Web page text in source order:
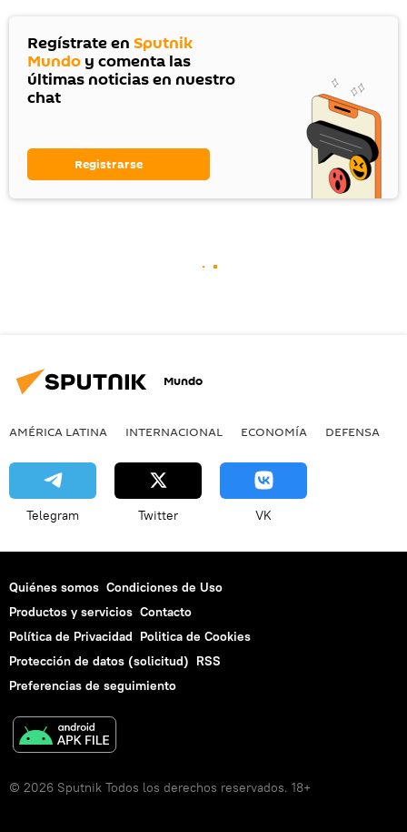
Regístrate en Sputnik
Mundo y comenta las
últimas noticias en nuestro
chat
Registrarse
Mundo
AMÉRICA LATINA INTERNACIONAL ECONOMÍA DEFENSA
Telegram Twitter VK
Quiénes somos Condiciones de Uso
Productos y servicios Contacto
Política de Privacidad Politica de Cookies
Protección de datos (solicitud) RSS
Preferencias de seguimiento
© 2026 Sputnik Todos los derechos reservados. 18+